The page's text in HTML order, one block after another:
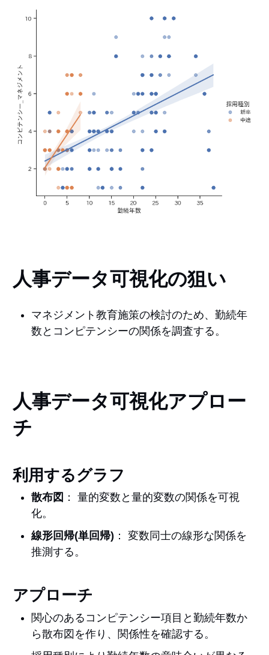
人事データ可視化の狙い
マネジメント教育施策の検討のため、勤続年
数とコンピテンシーの関係を調査する。
人事データ可視化アプロー
チ
利用するグラフ
散布図 ： 量的変数と量的変数の関係を可視
化。
線形回帰(単回帰) ： 変数同士の線形な関係を
推測する。
アプローチ
関心のあるコンピテンシー項目と勤続年数か
ら散布図を作り、関係性を確認する。